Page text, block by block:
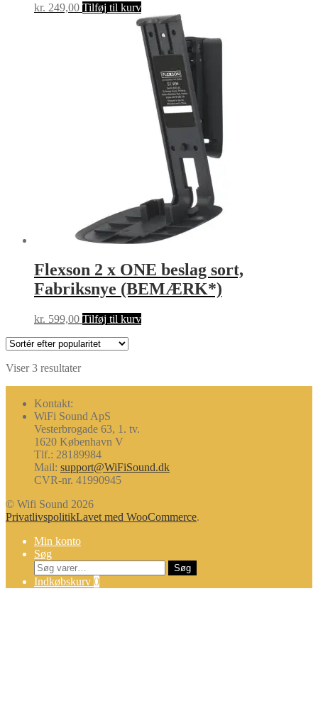
kr. 249,00 Tilføj til kurv
Flexson 2 x ONE beslag sort,
Fabriksnye (BEMÆRK*)
kr. 599,00 Tilføj til kurv
Viser 3 resultaterSorteret
Kontakt:
WiFi Sound ApS
Vesterbrogade 63, 1. tv.
1620 København V
Tlf.: 28189984
Mail: support@WiFiSound.dk
CVR-nr. 41990945
© Wifi Sound 2026
PrivatlivspolitikLavet med WooCommerce.
Min konto
Søg
Søg
efter:
Søg
Indkøbskurv 0